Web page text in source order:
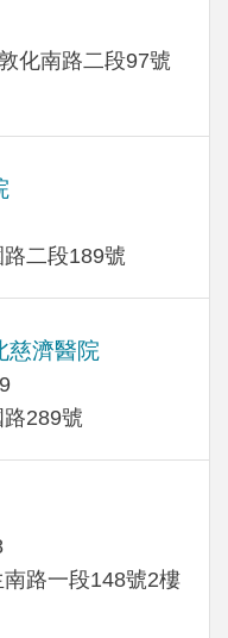
化南路二段97號
二段189號
慈濟醫院
289號
路一段148號2樓